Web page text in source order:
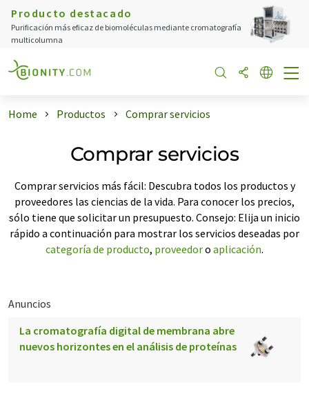
Producto destacado
Purificación más eficaz de biomoléculas mediante cromatografía
multicolumna
Home Productos Comprar servicios
Comprar servicios
Comprar servicios más fácil: Descubra todos los productos y
proveedores las ciencias de la vida. Para conocer los precios,
sólo tiene que solicitar un presupuesto. Consejo: Elija un inicio
rápido a continuación para mostrar los servicios deseadas por
categoría de producto, proveedoro aplicación.
Anuncios
La cromatografía digital de membrana abre
nuevos horizontes en el análisis de proteínas